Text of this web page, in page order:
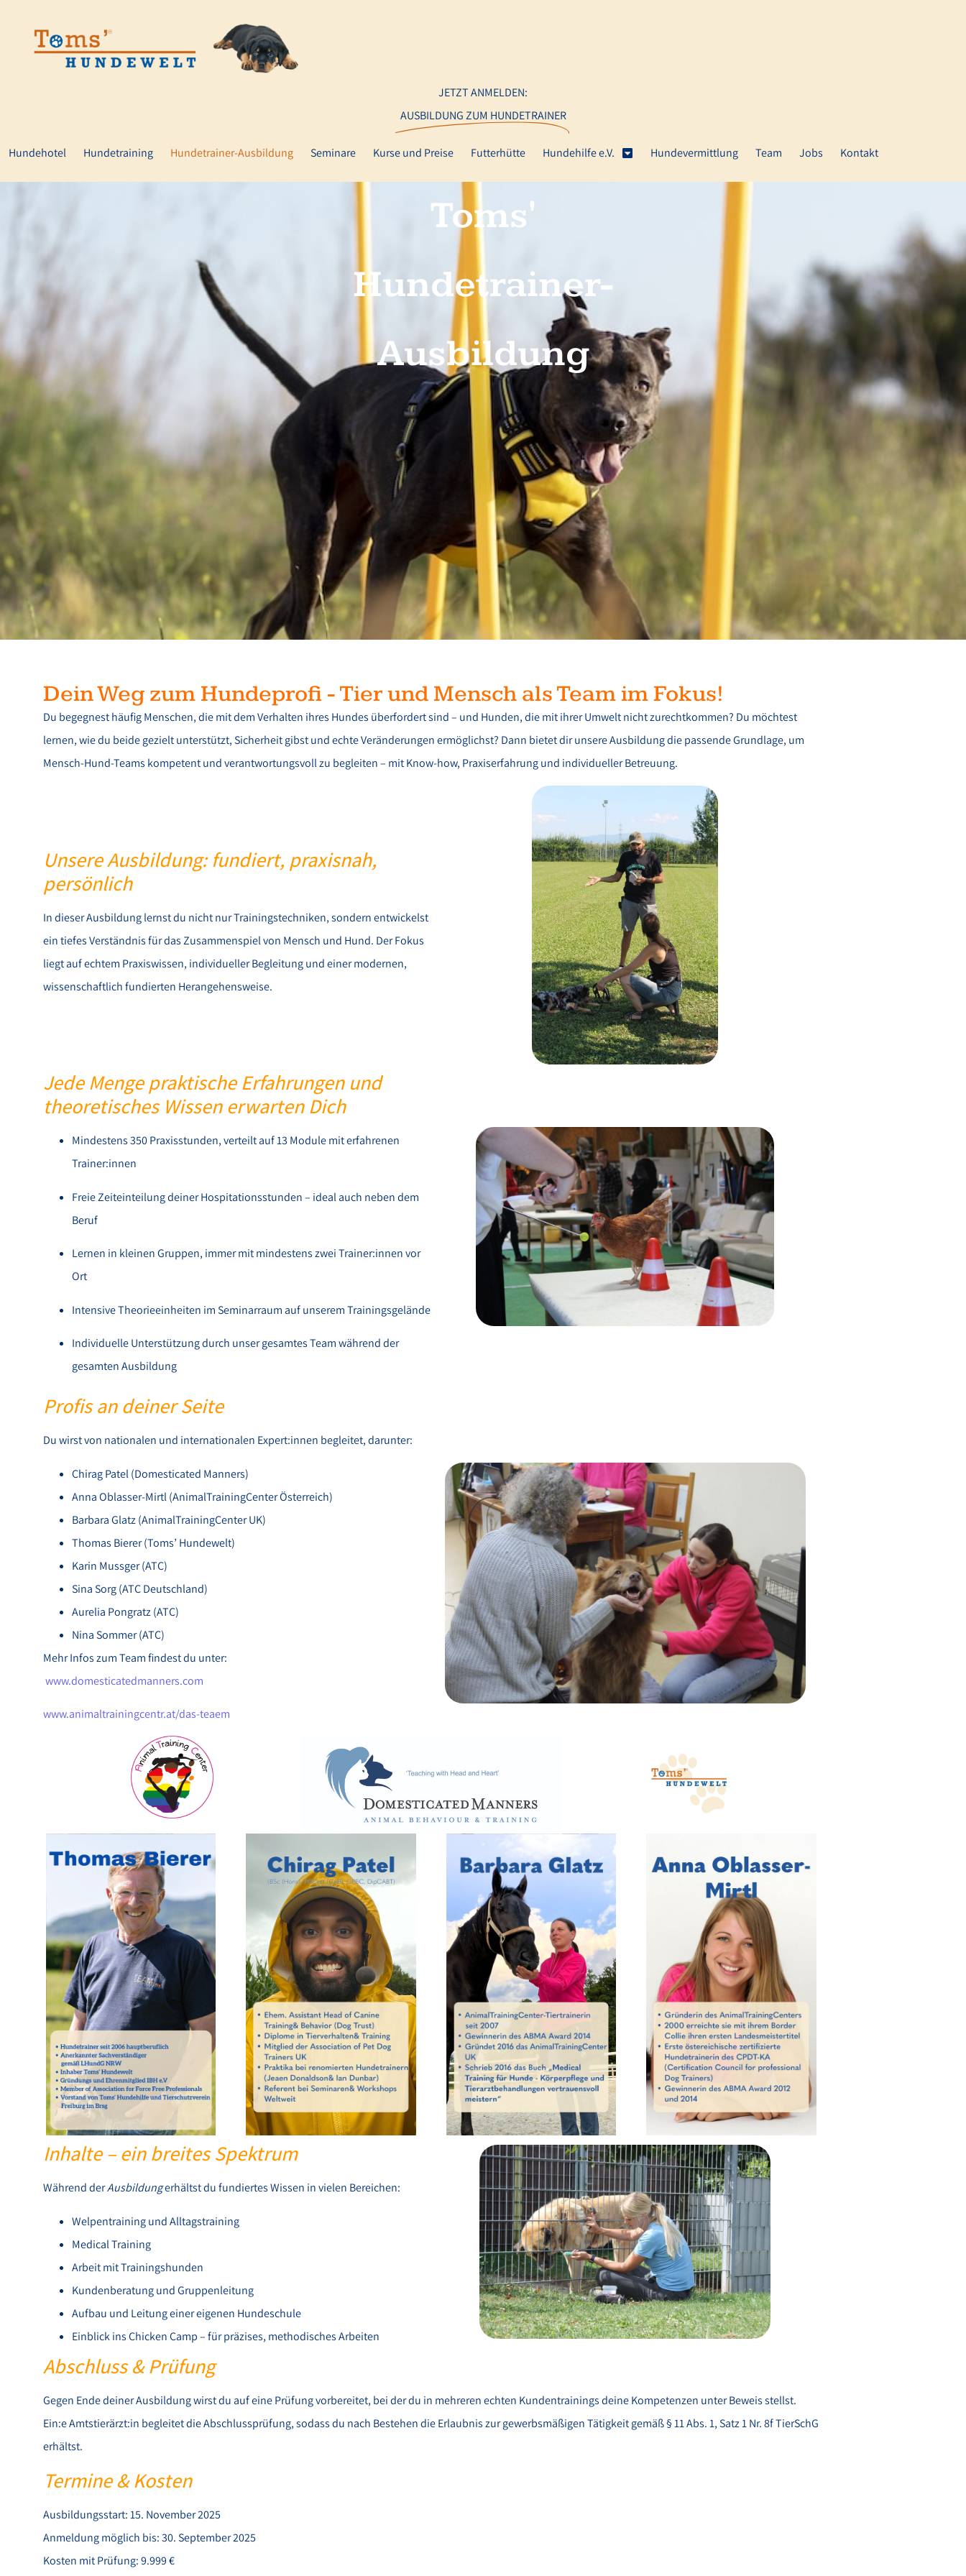
JETZT ANMELDEN:
AUSBILDUNG ZUM HUNDETRAINER
Hundehotel Hundetraining Hundetrainer-Ausbildung Seminare Kurse und Preise Futterhütte Hundehilfe e.V. Hundevermittlung Team Jobs Kontakt
Toms'
Hundetrainer-
Ausbildung
Dein Weg zum Hundeprofi - Tier und Mensch als Team im Fokus!
Du begegnest häufig Menschen, die mit dem Verhalten ihres Hundes überfordert sind – und Hunden, die mit ihrer Umwelt nicht zurechtkommen? Du möchtest
lernen, wie du beide gezielt unterstützt, Sicherheit gibst und echte Veränderungen ermöglichst? Dann bietet dir unsere Ausbildung die passende Grundlage, um
Mensch-Hund-Teams kompetent und verantwortungsvoll zu begleiten – mit Know-how, Praxiserfahrung und individueller Betreuung.
Unsere Ausbildung: fundiert, praxisnah,
persönlich
In dieser Ausbildung lernst du nicht nur Trainingstechniken, sondern entwickelst
ein tiefes Verständnis für das Zusammenspiel von Mensch und Hund. Der Fokus
liegt auf echtem Praxiswissen, individueller Begleitung und einer modernen,
wissenschaftlich fundierten Herangehensweise.
Jede Menge praktische Erfahrungen und
theoretisches Wissen erwarten Dich
Mindestens 350 Praxisstunden, verteilt auf 13 Module mit erfahrenen
Trainer:innen
Freie Zeiteinteilung deiner Hospitationsstunden – ideal auch neben dem
Beruf
Lernen in kleinen Gruppen, immer mit mindestens zwei Trainer:innen vor
Ort
Intensive Theorieeinheiten im Seminarraum auf unserem Trainingsgelände
Individuelle Unterstützung durch unser gesamtes Team während der
gesamten Ausbildung
Profis an deiner Seite
Du wirst von nationalen und internationalen Expert:innen begleitet, darunter:
Chirag Patel (Domesticated Manners)
Anna Oblasser-Mirtl (AnimalTrainingCenter Österreich)
Barbara Glatz (AnimalTrainingCenter UK)
Thomas Bierer (Toms’ Hundewelt)
Karin Mussger (ATC)
Sina Sorg (ATC Deutschland)
Aurelia Pongratz (ATC)
Nina Sommer (ATC)
Mehr Infos zum Team findest du unter:
www.domesticatedmanners.com
www.animaltrainingcentr.at/das-teaem
Inhalte – ein breites Spektrum
Während derAusbildungerhältst du fundiertes Wissen in vielen Bereichen:
Welpentraining und Alltagstraining
Medical Training
Arbeit mit Trainingshunden
Kundenberatung und Gruppenleitung
Aufbau und Leitung einer eigenen Hundeschule
Einblick ins Chicken Camp – für präzises, methodisches Arbeiten
Abschluss & Prüfung
Gegen Ende deiner Ausbildung wirst du auf eine Prüfung vorbereitet, bei der du in mehreren echten Kundentrainings deine Kompetenzen unter Beweis stellst.
Ein:e Amtstierärzt:in begleitet die Abschlussprüfung, sodass du nach Bestehen die Erlaubnis zur gewerbsmäßigen Tätigkeit gemäß § 11 Abs. 1, Satz 1 Nr. 8f TierSchG
erhältst.
Termine & Kosten
Ausbildungsstart: 15. November 2025
Anmeldung möglich bis: 30. September 2025
Kosten mit Prüfung: 9.999 €